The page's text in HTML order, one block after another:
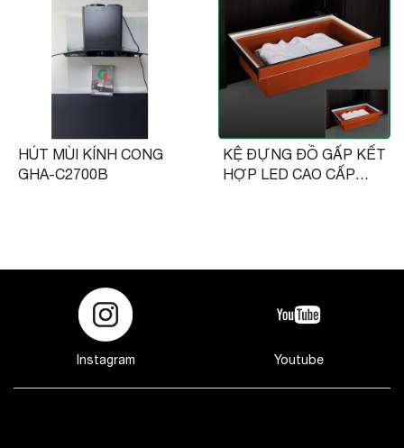
HÚT MÙI KÍNH CONG
GHA-C2700B
KỆ ĐỰNG ĐỒ GẤP KẾT
HỢP LED CAO CẤP
Instagram Youtube